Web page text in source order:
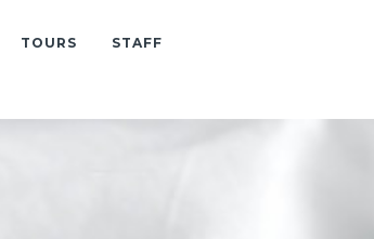
TOURS STAFF